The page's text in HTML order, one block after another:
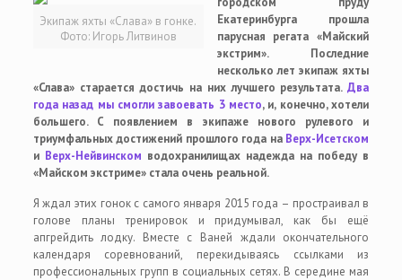
Экипаж яхты «Слава» в гонке.
Фото: Игорь Литвинов
Екатеринбурга прошла
парусная регата «Майский
экстрим». Последние
несколько лет экипаж яхты
«Слава» старается достичь на них лучшего результата.Два
года назад мы смогли завоевать 3 место, и, конечно, хотели
большего. С появлением в экипаже нового рулевого и
триумфальных достижений прошлого года на Верх-Исетском
и Верх-Нейвинском водохранилищах надежда на победу в
«Майском экстриме» стала очень реальной.
Я ждал этих гонок с самого января 2015 года – простраивал в
голове планы тренировок и придумывал, как бы ещё
апгрейдить лодку. Вместе с Ваней ждали окончательного
календаря соревнований, перекидываясь ссылками из
профессиональных групп в социальных сетях. В середине мая